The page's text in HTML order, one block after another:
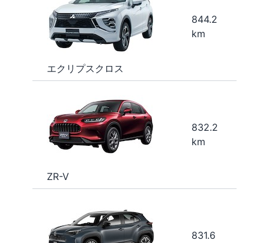
エクリプスクロス
844.2
km
ZR-V
832.2
km
831.6